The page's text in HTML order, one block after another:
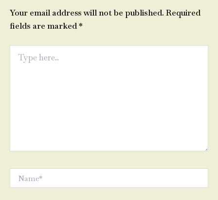
Your email address will not be published. Required
fields are marked*
here..